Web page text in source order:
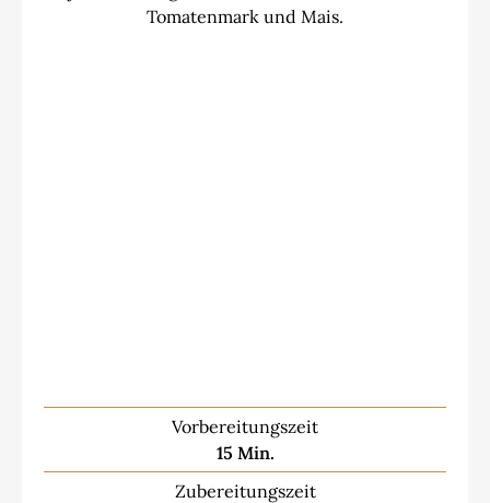
Tomatenmark und Mais.
Vorbereitungszeit
15Minuten
Min.
Zubereitungszeit